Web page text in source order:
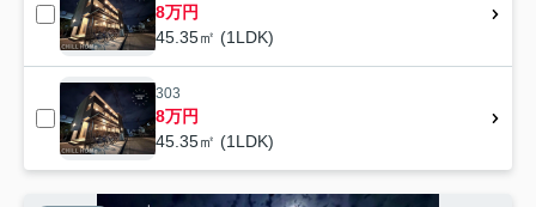
8万円
45.35㎡ (1LDK)
303
8万円
45.35㎡ (1LDK)